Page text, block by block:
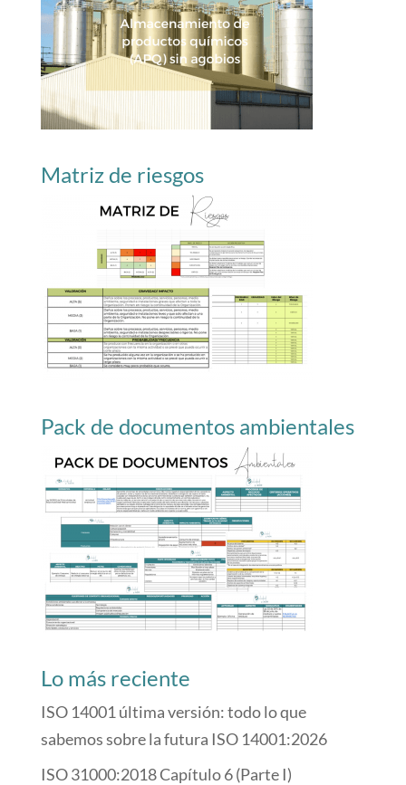
Matriz de riesgos
Pack de documentos ambientales
Lo más reciente
ISO 14001 última versión: todo lo que
sabemos sobre la futura ISO 14001:2026
ISO 31000:2018 Capítulo 6 (Parte I)